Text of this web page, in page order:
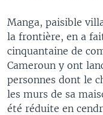
Manga, paisible
la frontière, en a
cinquantaine de
Cameroun y ont
personnes dont le
les murs de sa
été réduite en